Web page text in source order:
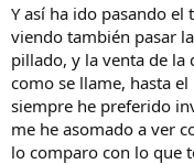
Y así ha ido pasando
viendo también pasar
pillado, y la venta de la
como se llame, hasta
siempre he preferido
me he asomado a ver
lo comparo con lo que